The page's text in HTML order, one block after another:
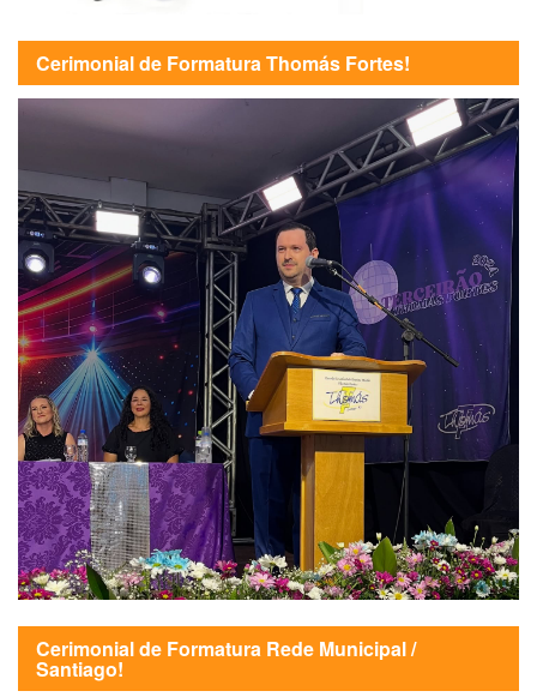
Cerimonial de Formatura Thomás Fortes!
Cerimonial de Formatura Rede Municipal /
Santiago!